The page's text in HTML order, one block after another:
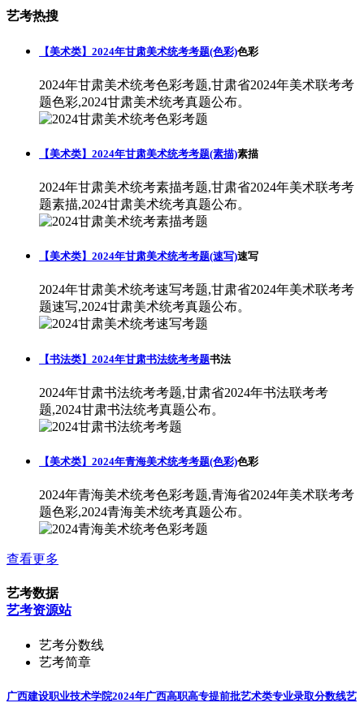
艺考热搜
【美术类】2024年甘肃美术统考考题(色彩)色彩
2024年甘肃美术统考色彩考题,甘肃省2024年美术联考考
题色彩,2024甘肃美术统考真题公布。
【美术类】2024年甘肃美术统考考题(素描)素描
2024年甘肃美术统考素描考题,甘肃省2024年美术联考考
题素描,2024甘肃美术统考真题公布。
【美术类】2024年甘肃美术统考考题(速写)速写
2024年甘肃美术统考速写考题,甘肃省2024年美术联考考
题速写,2024甘肃美术统考真题公布。
【书法类】2024年甘肃书法统考考题书法
2024年甘肃书法统考考题,甘肃省2024年书法联考考
题,2024甘肃书法统考真题公布。
【美术类】2024年青海美术统考考题(色彩)色彩
2024年青海美术统考色彩考题,青海省2024年美术联考考
题色彩,2024青海美术统考真题公布。
查看更多
艺考数据
艺考资源站
艺考分数线
艺考简章
广西建设职业技术学院2024年广西高职高专提前批艺术类专业录取分数线艺